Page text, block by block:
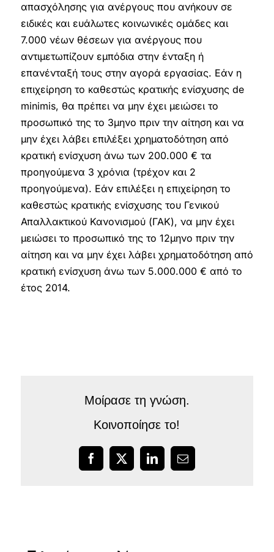
απασχόλησης για ανέργους που ανήκουν σε
ειδικές και ευάλωτες κοινωνικές ομάδες και
7.000 νέων θέσεων για ανέργους που
αντιμετωπίζουν εμπόδια στην ένταξη ή
επανένταξή τους στην αγορά εργασίας. Εάν η
επιχείρηση το καθεστώς κρατικής ενίσχυσης de
minimis, θα πρέπει να μην έχει μειώσει το
προσωπικό της το 3μηνο πριν την αίτηση και να
μην έχει λάβει επιλέξει χρηματοδότηση από
κρατική ενίσχυση άνω των 200.000 € τα
προηγούμενα 3 χρόνια (τρέχον και 2
προηγούμενα). Εάν επιλέξει η επιχείρηση το
καθεστώς κρατικής ενίσχυσης του Γενικού
Απαλλακτικού Κανονισμού (ΓΑΚ), να μην έχει
μειώσει το προσωπικό της το 12μηνο πριν την
αίτηση και να μην έχει λάβει χρηματοδότηση από
κρατική ενίσχυση άνω των 5.000.000 € από το
έτος 2014.
Μοίρασε τη γνώση.
Κοινοποίησε το!
Facebook
X LinkedInEmail